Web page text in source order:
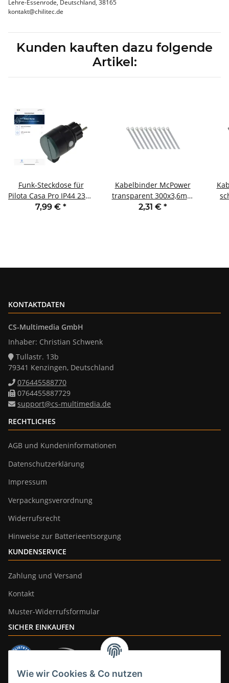
Wie wir Cookies & Co nutzen
Lehre-Essenrode, Deutschland, 38165
kontakt@chilitec.de
Kunden kauften dazu folgende
Artikel:
Funk-Steckdose für
Pilota Casa Pro IP44 230V
2000W max. 30m
7,99 € *
Kabelbinder McPower
transparent 300x3,6mm
100er-Pack UV beständig
2,31 € *
KONTAKTDATEN
CS-Multimedia GmbH
Inhaber: Christian Schwenk
Tullastr. 13b
79341 Kenzingen, Deutschland
076445588770
0764455887729
support@cs-multimedia.de
RECHTLICHES
AGB und Kundeninformationen
Datenschutzerklärung
Impressum
Verpackungsverordnung
Widerrufsrecht
Hinweise zur Batterieentsorgung
KUNDENSERVICE
Zahlung und Versand
Kontakt
Muster-Widerrufsformular
SICHER EINKAUFEN